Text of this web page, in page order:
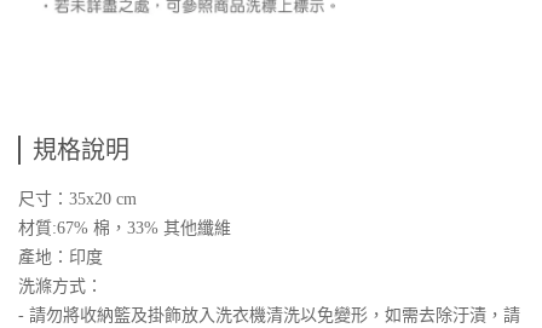
規格說明
尺寸：35x20 cm
材質:67% 棉，33% 其他纖維
產地：印度
洗滌方式：
- 請勿將收納籃及掛飾放入洗衣機清洗以免變形，如需去除汙漬，請